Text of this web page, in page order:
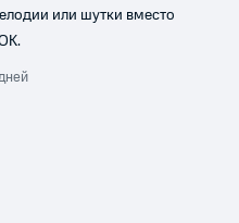
или шутки вместо